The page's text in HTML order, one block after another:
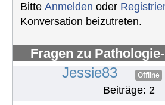
Bitte Anmelden oder
Konversation beizutreten.
Fragen zu
Jessie83 Offline
Beiträge: 2